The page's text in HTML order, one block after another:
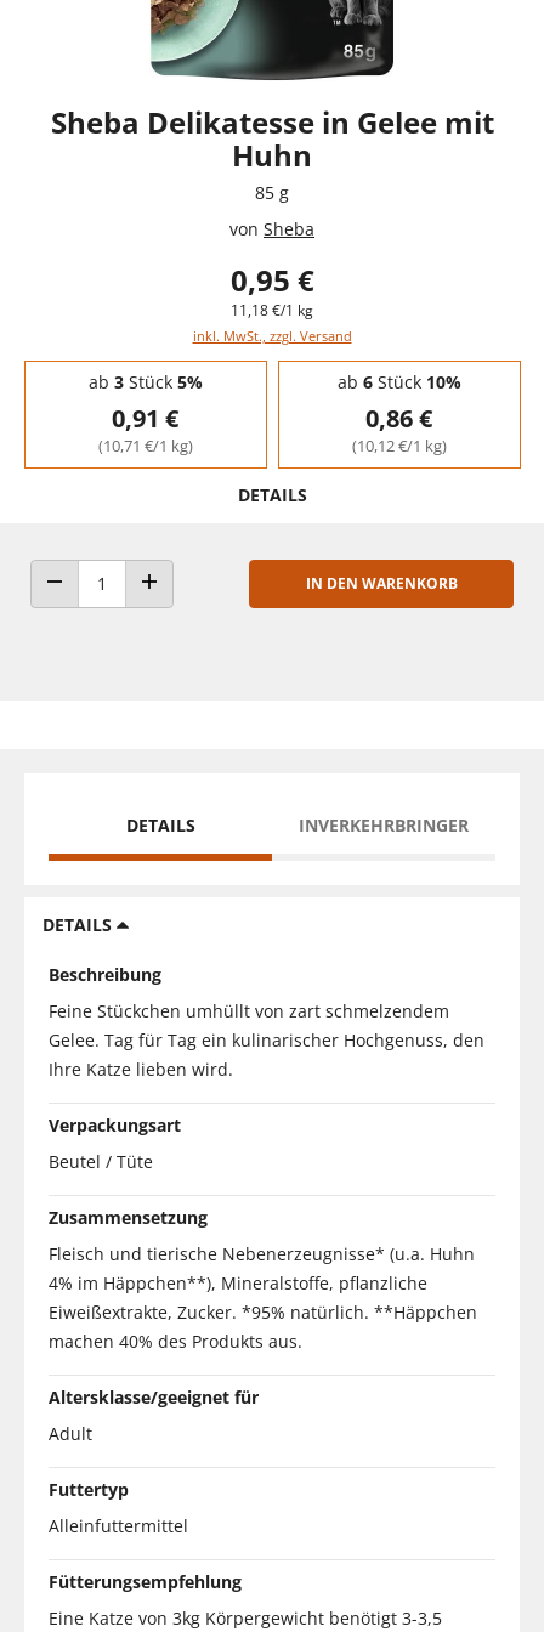
Sheba Delikatesse in Gelee mit
Huhn
85 g
von Sheba
0,95 €
11,18 €/1 kg
inkl. MwSt., zzgl. Versand
Staffelpreise - Mengenrabatt
ab 3Stück 5%
0,91 €
(10,71 €/1 kg)
ab 6Stück 10%
0,86 €
(10,12 €/1 kg)
DETAILS
ANZAHL VERRINGERNANZAHL ERHÖHEN
IN DEN WARENKORB
DETAILS INVERKEHRBRINGER
DETAILS
Beschreibung
Feine Stückchen umhüllt von zart schmelzendem
Gelee. Tag für Tag ein kulinarischer Hochgenuss, den
Ihre Katze lieben wird.
Verpackungsart
Beutel / Tüte
Zusammensetzung
Fleisch und tierische Nebenerzeugnisse* (u.a. Huhn
4% im Häppchen**), Mineralstoffe, pflanzliche
Eiweißextrakte, Zucker. *95% natürlich. **Häppchen
machen 40% des Produkts aus.
Altersklasse/geeignet für
Adult
Futtertyp
Alleinfuttermittel
Fütterungsempfehlung
Eine Katze von 3kg Körpergewicht benötigt 3-3,5